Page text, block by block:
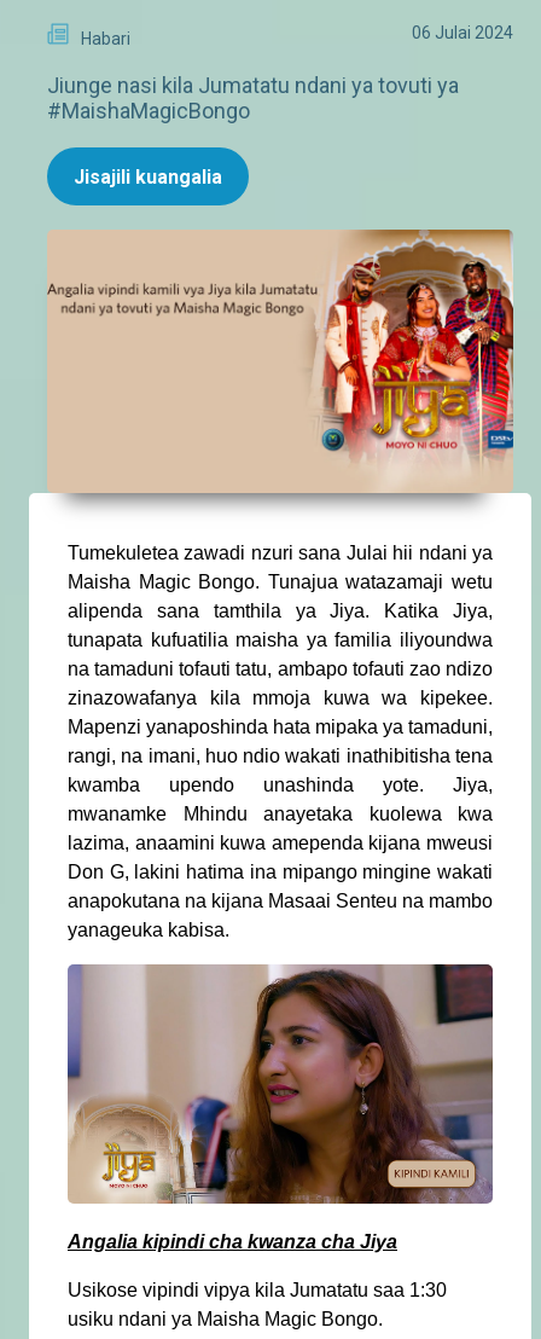
Habari 06 Julai 2024
Jiunge nasi kila Jumatatu ndani ya tovuti ya
#MaishaMagicBongo
Jisajili kuangalia
Tumekuletea zawadi nzuri sana Julai hii ndani ya
Maisha Magic Bongo. Tunajua watazamaji wetu
alipenda sana tamthila ya Jiya. Katika Jiya,
tunapata kufuatilia maisha ya familia iliyoundwa
na tamaduni tofauti tatu, ambapo tofauti zao ndizo
zinazowafanya kila mmoja kuwa wa kipekee.
Mapenzi yanaposhinda hata mipaka ya tamaduni,
rangi, na imani, huo ndio wakati inathibitisha tena
kwamba upendo unashinda yote. Jiya,
mwanamke Mhindu anayetaka kuolewa kwa
lazima, anaamini kuwa amependa kijana mweusi
Don G, lakini hatima ina mipango mingine wakati
anapokutana na kijana Masaai Senteu na mambo
yanageuka kabisa.
Angalia kipindi cha kwanza cha Jiya
Usikose vipindi vipya kila Jumatatu saa 1:30
usiku ndani ya Maisha Magic Bongo.